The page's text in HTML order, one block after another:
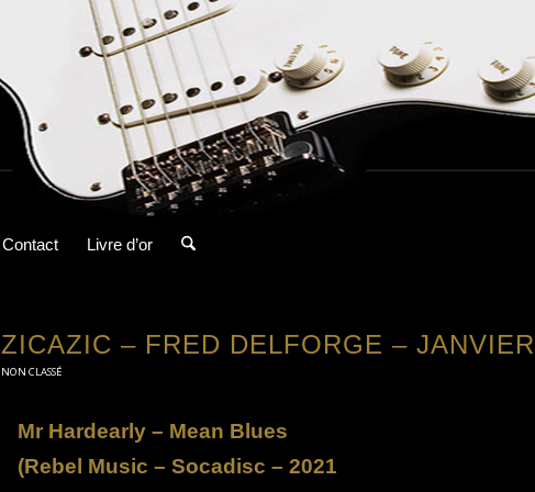
Contact Livre d’or
ZICAZIC – FRED DELFORGE –
NON CLASSÉ
Mr Hardearly – Mean Blues
(Rebel Music – Socadisc – 2021